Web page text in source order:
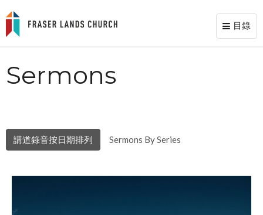
Toggle
目錄
Sermons
講道錄音按日期排列 Sermons By Series